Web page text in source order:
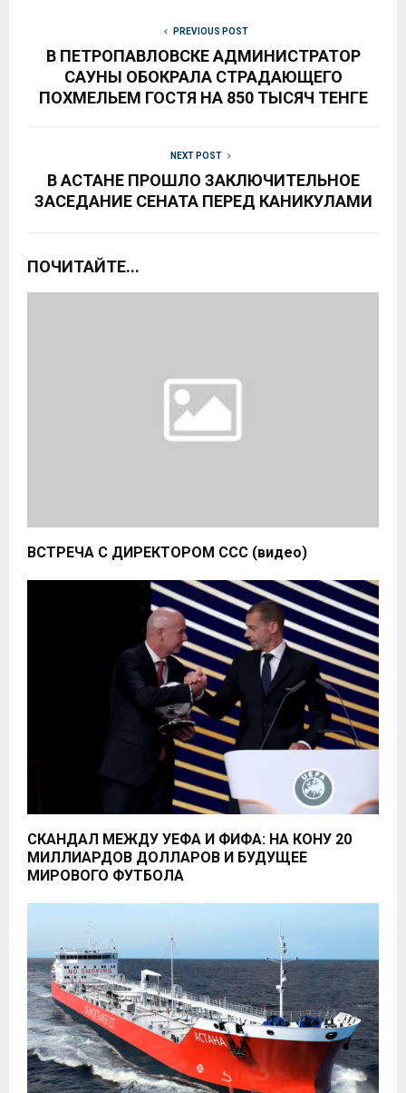
PREVIOUS POST
В ПЕТРОПАВЛОВСКЕ АДМИНИСТРАТОР
САУНЫ ОБОКРАЛА СТРАДАЮЩЕГО
ПОХМЕЛЬЕМ ГОСТЯ НА 850 ТЫСЯЧ ТЕНГЕ
NEXT POST
В АСТАНЕ ПРОШЛО ЗАКЛЮЧИТЕЛЬНОЕ
ЗАСЕДАНИЕ СЕНАТА ПЕРЕД КАНИКУЛАМИ
ПОЧИТАЙТЕ...
ВСТРЕЧА С ДИРЕКТОРОМ ССС (видео)
СКАНДАЛ МЕЖДУ УЕФА И ФИФА: НА КОНУ 20
МИЛЛИАРДОВ ДОЛЛАРОВ И БУДУЩЕЕ
МИРОВОГО ФУТБОЛА